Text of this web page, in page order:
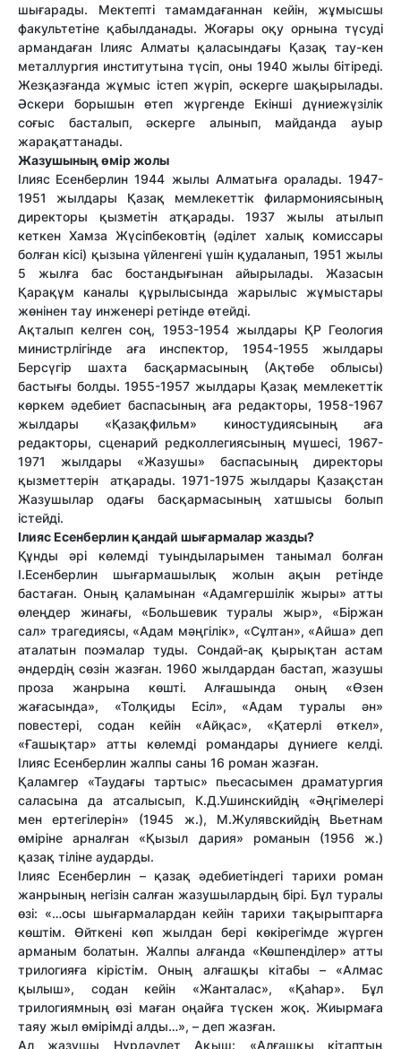
шығарады. Мектепті тамамдағаннан кейін, жұмысшы
факультетіне қабылданады. Жоғары оқу орнына түсуді
армандаған Ілияс Алматы қаласындағы Қазақ тау-кен
металлургия институтына түсіп, оны 1940 жылы бітіреді.
Жезқазғанда жұмыс істеп жүріп, әскерге шақырылады.
Әскери борышын өтеп жүргенде Екінші дүниежүзілік
соғыс басталып, әскерге алынып, майданда ауыр
жарақаттанады.
Жа­зу­шы­ның өмір жо­лы
Ілияс Есенберлин 1944 жылы Алматыға оралады. 1947-
1951 жылдары Қазақ мемлекеттік филармониясының
директоры қызметін атқарады. 1937 жылы атылып
кеткен Хамза Жүсіпбековтің (әділет халық комиссары
болған кісі) қызына үйленгені үшін қудаланып, 1951 жылы
5 жылға бас бостандығынан айы­­­­­­рылады. Жазасын
Қарақұм каналы құрылысында жарылыс жұмыстары
жөнінен тау инженері ретінде өтейді.
Ақталып келген соң, 1953-1954 жылдары ҚР Геология
министрлігінде аға инспектор, 1954-1955 жылдары
Берсүгір шахта басқармасының (Ақтөбе облысы)
бастығы болды. 1955-1957 жылдары Қазақ мемлекеттік
көркем әдебиет баспасының аға редакторы, 1958-1967
жылдары «Қазақфильм» киностудиясының аға
редакторы, сценарий редколлегиясының мүшесі, 1967-
1971 жылдары «Жазушы» баспасының директоры
қызметтерін атқарады. 1971-1975 жылдары Қазақстан
Жазушылар одағы басқармасының хатшысы болып
істейді.
Ілияс Есен­бер­лин қан­дай шы­ғар­ма­ларжазды?
Құнды әрі көлемді туындыларымен танымал болған
І.Есенберлин шығармашылық жолын ақын ретінде
бастаған. Оның қаламынан «Адамгершілік жыры» атты
өлеңдер жинағы, «Большевик туралы жыр», «Біржан
сал» трагедиясы, «Адам мәңгілік», «Сұлтан», «Айша» деп
аталатын поэмалар туды. Сондай-ақ қырықтан астам
әндердің сөзін жазған. 1960 жылдардан бастап, жазушы
проза жанрына көшті. Алғашында оның «Өзен
жағасында», «Толқиды Есіл», «Адам туралы ән»
повестері, содан кейін «Айқас», «Қатерлі өткел»,
«Ғашықтар» атты көлемді романдары дүниеге келді.
Ілияс Есенберлин жалпы саны 16 роман жазған.
Қаламгер «Таудағы тартыс» пьесасымен драматургия
саласына да атсалысып, К.Д.Ушинскийдің «Әңгімелері
мен ертегілерін» (1945 ж.), М.Жулявскийдің Вьетнам
өміріне арналған «Қызыл дария» романын (1956 ж.)
қазақ тіліне аударды.
Ілияс Есенберлин – қазақ әдебиетіндегі тарихи роман
жанрының негізін салған жазушылардың бірі. Бұл туралы
өзі: «…осы шығармалардан кейін тарихи тақырыптарға
көштім. Өйткені көп жылдан бері көкірегімде жүрген
арманым болатын. Жалпы алғанда «Көшпенділер» атты
трилогияға кірістім. Оның алғашқы кітабы – «Алмас
қылыш», содан кейін «Жанталас», «Қаһар». Бұл
трилогиямның өзі маған оңайға түскен жоқ. Жиырмаға
таяу жыл өмірімді алды…», – деп жазған.
Ал жазушы Нұрдәулет Ақыш: «Алғашқы кітаптың